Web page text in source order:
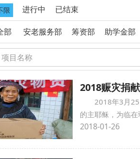
限 进行中 已结束
部 安老服务部 筹资部 助学金部
2018赈灾捐
2018年3月25
的主耶稣，为临
2018-01-26